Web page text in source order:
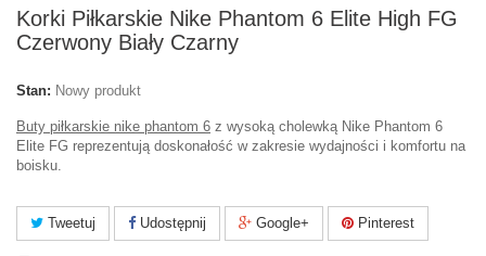
Korki Piłkarskie Nike Phantom 6 Elite High FG
Czerwony Biały Czarny
Stan: Nowy produkt
Buty piłkarskie nike phantom 6 z wysoką cholewką Nike Phantom 6
Elite FG reprezentują doskonałość w zakresie wydajności i komfortu na
boisku.
Tweetuj Udostępnij Google+ Pinterest